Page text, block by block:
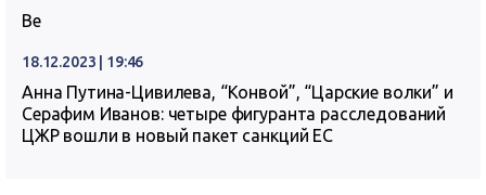
Ве
18.12.2023 | 19:46
Анна Путина-Цивилева, “Конвой”, “Царские волки” и
Серафим Иванов: четыре фигуранта расследований
ЦЖР вошли в новый пакет санкций ЕС